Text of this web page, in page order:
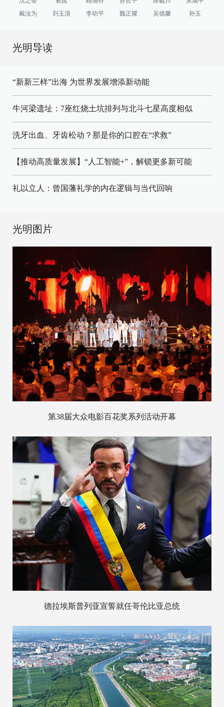
戴汝为
刘玉清 李幼平 魏正耀 吴德馨 孙玉
光明导读
“新新三样”出海 为世界发展增添新动能
牛河梁遗址：7座红烧土坑排列与北斗七星高度相似
洗牙出血、牙齿松动？那是你的口腔在“求救”
【推动高质量发展】“人工智能+”，解锁更多新可能
礼以立人：曾国藩礼学的内在逻辑与当代回响
光明图片
第38届大众电影百花奖系列活动开幕
德拉埃斯普列亚宣誓就任哥伦比亚总统